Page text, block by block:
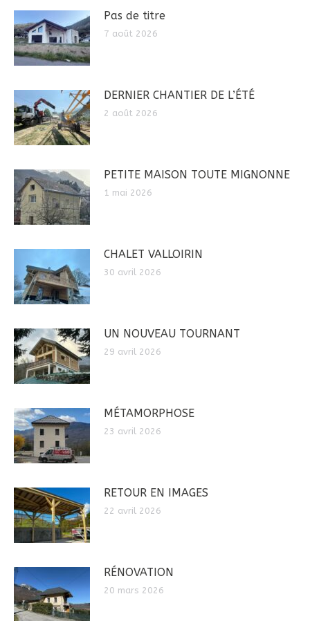
Pas de titre
7 août 2026
DERNIER CHANTIER DE L’ÉTÉ
2 août 2026
PETITE MAISON TOUTE MIGNONNE
1 mai 2026
CHALET VALLOIRIN
30 avril 2026
UN NOUVEAU TOURNANT
29 avril 2026
MÉTAMORPHOSE
23 avril 2026
RETOUR EN IMAGES
22 avril 2026
RÉNOVATION
20 mars 2026